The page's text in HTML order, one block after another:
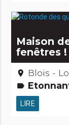
Maison
fenêtres !
place Blois -
label Etonnant... non ?
LIRE